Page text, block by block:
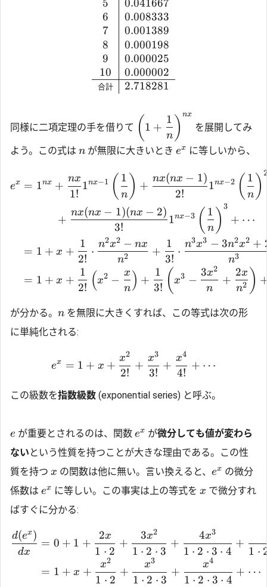
5
6
7
8
9
10
合計
0.041667
0.008333
0.001389
0.000198
0.000025
0.000002
2.718281
同様に二項定理の手を借りて ( 1 +
n
1 ) nx
を展開してみ
よう。この式は n が無限に大きいとき ex に等しいから、
ex = 1nx +
1!
nx
1nx−1 ( n
1 ) +
2!
nx(nx − 1)
1nx−2 ( n
1 ) 2
+
3!
nx(nx − 1)(nx − 2)
1nx−3 ( n
1 ) 3
+ ⋯
= 1 + x +
2!
1
⋅
n2
n2x2 − nx
+
3!
1
⋅
n3
n3x3 − 3n2x2 +
= 1 + x +
2!
1 (x2 −
n
x ) +
3!
1 (x3 −
n
3x2
+
n2
2x )
が分かる。 n を無限に大きくすれば、この等式は次の形
に単純化される:
ex = 1 + x +
2!
x2
+
3!
x3
+
4!
x4
+ ⋯
この級数を指数級数 (exponential series) と呼ぶ。
e が重要とされるのは、関数 ex が微分しても値が変わら
ない という性質を持つことが大きな理由である。この性
質を持つ x の関数は他に無い。言い換えると、 ex の微分
係数は ex に等しい。この事実は上の等式を x で微分すれ
ばすぐに分かる:
dx
d(ex)
= 0 + 1 +
1 ⋅ 2
2x
+
1 ⋅ 2 ⋅ 3
3x2
+
1 ⋅ 2 ⋅ 3 ⋅ 4
4x3
+
1 ⋅
= 1 + x +
1 ⋅ 2
x2
+
1 ⋅ 2 ⋅ 3
x3
+
1 ⋅ 2 ⋅ 3 ⋅ 4
x4
+ ⋯